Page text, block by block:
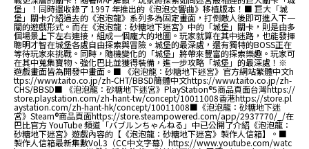
堡」！同時還收錄了 1997 年推出的《泡泡交響曲》移植版本！■ 巨大「城
堡」關卡介紹過去的《泡泡龍》系列多為固定畫面，打倒敵人後即可進入下一
關的遊戲形式。而在《泡泡龍：砂糖地下迷宮》中的「城堡」關卡，則是由多
個場景上下左右連接，組成一個龐大的地圖。玩家就算在其中迷路，也能發揮
聰明才智在城堡各處自由探索與冒險。城堡的最深處，還有獨特的BOSS正在
等待玩家來挑戰。同時，隨機變化的「城堡」將帶來豐富的探索樂趣。玩家可
在其中蒐集寶物、強化巴比並獲得裝備，進一步攻略「城堡」的最深處！※
遊戲畫面皆為開發中畫面。■ 《泡泡龍：砂糖地下迷宮》官方網站繁體中文h
ttps://www.taito.co.jp/zh-CHT/BBSD簡體中文https://www.taito.co.jp/zh-
CHS/BBSD■ 《泡泡龍：砂糖地下迷宮》PlayStation®5商品頁面台灣https://
store.playstation.com/zh-hant-tw/concept/10011008香港https://store.pl
aystation.com/zh-hant-hk/concept/10011008■《泡泡龍：砂糖地下迷
宮》Steam®商品頁面https://store.steampowered.com/app/2937770/_/在
巴比官方 YouTube 頻道「バブルンちゃんねる」中已公開了介紹《泡泡龍：
砂糖地下迷宮》遊戲內容的【《泡泡龍：砂糖地下迷宮》製作人信箱】。■
製作人信箱最新集數Vol.3（CC中文字幕）https://www.youtube.com/watc